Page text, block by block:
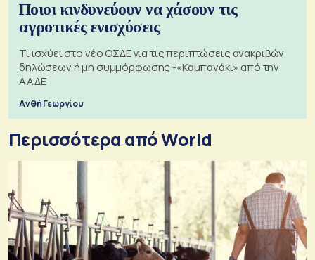
Ποιοι κινδυνεύουν να χάσουν τις
αγροτικές ενισχύσεις
Τι ισχύει στο νέο ΟΣΔΕ για τις περιπτώσεις ανακριβών
δηλώσεων ή μη συμμόρφωσης -«Καμπανάκι» από την
ΑΑΔΕ
Ανθή Γεωργίου
Περισσότερα από World